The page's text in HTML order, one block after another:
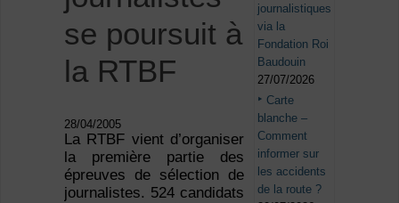
se poursuit à
la RTBF
28/04/2005
La RTBF vient d’organiser
la première partie des
épreuves de sélection de
journalistes. 524 candidats
journalistiques
via la
Fondation Roi
Baudouin
27/07/2026
Carte
blanche –
Comment
informer sur
les accidents
de la route ?